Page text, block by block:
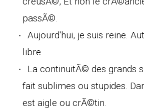
passÃ©.
Aujourd'hui, je suis reine.
libre.
La continuitÃ© des grands
fait sublimes ou stupides.
est aigle ou crÃ©tin.